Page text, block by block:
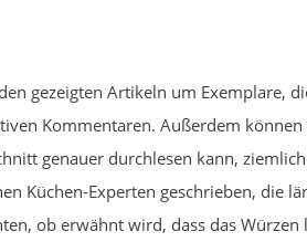
gezeigten Artikeln um Exemplare,
Kommentaren. Außerdem
genauer durchlesen kann,
Küchen-Experten geschrieben, die
ob erwähnt wird, dass das